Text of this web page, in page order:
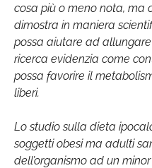
cosa più o meno nota, ma
dimostra in maniera
possa aiutare ad
ricerca evidenzia come
possa favorire il
liberi.
Lo studio sulla dieta
soggetti obesi ma adulti
dell’organismo ad un